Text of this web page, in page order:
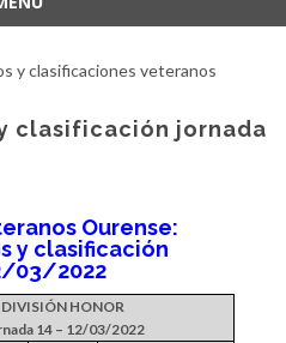
clasificación jornada
Ourense:
y clasificación
03/2022
DIVISIÓN HONOR
14 – 12/03/2022